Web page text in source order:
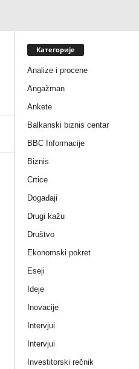
Категорије
Analize i procene
Angažman
Ankete
Balkanski biznis centar
BBC Informacije
Biznis
Crtice
Događaji
Drugi kažu
Društvo
Ekonomski pokret
Eseji
Ideje
Inovacije
Intervjui
Intervjui
Investitorski rečnik